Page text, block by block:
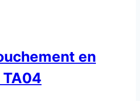
en
TA04